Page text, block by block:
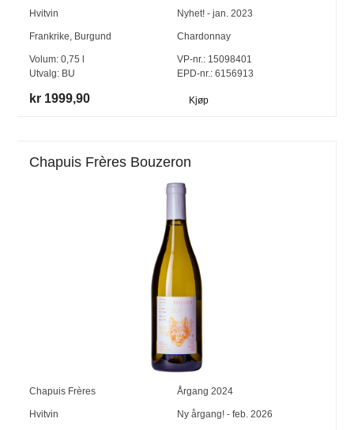
Hvitvin Nyhet! - jan. 2023
Frankrike Burgund Chardonnay
Volum:0,75 l
Utvalg: BU
VP-nr.:15098401
EPD-nr.: 6156913
kr 1999,90 Kjøp
Chapuis Frères Bouzeron
Chapuis Frères Årgang 2024
Hvitvin Ny årgang! - feb. 2026